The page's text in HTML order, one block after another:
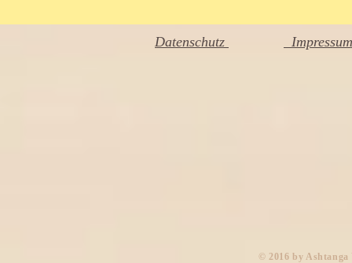
Datenschutz Impressum
​© 2016 by Ashtanga